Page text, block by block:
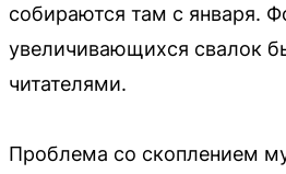
собираются там с января.
увеличивающихся свалок
читателями.
Проблема со скоплением